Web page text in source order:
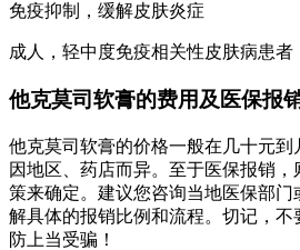
免疫抑制，缓解皮肤炎症
成人，轻中度免疫相关性皮肤病患者
他克莫司软膏的费用及医保报
他克莫司软膏的价格一般在几十元
因地区、药店而异。至于医保报销
策来确定。建议您咨询当地医保部门
解具体的报销比例和流程。切记，
防上当受骗！